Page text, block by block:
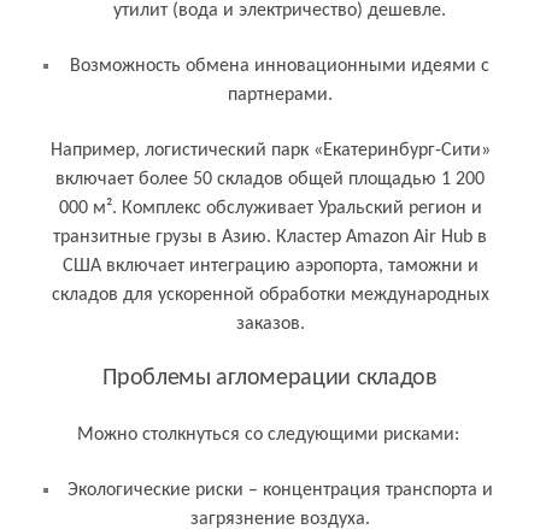
утилит (вода и электричество) дешевле.
Возможность обмена инновационными идеями с
партнерами.
Например, логистический парк «Екатеринбург-Сити»
включает более 50 складов общей площадью 1 200
000 м². Комплекс обслуживает Уральский регион и
транзитные грузы в Азию. Кластер Amazon Air Hub в
США включает интеграцию аэропорта, таможни и
складов для ускоренной обработки международных
заказов.
Проблемы агломерации складов
Можно столкнуться со следующими рисками:
Экологические риски – концентрация транспорта и
загрязнение воздуха.